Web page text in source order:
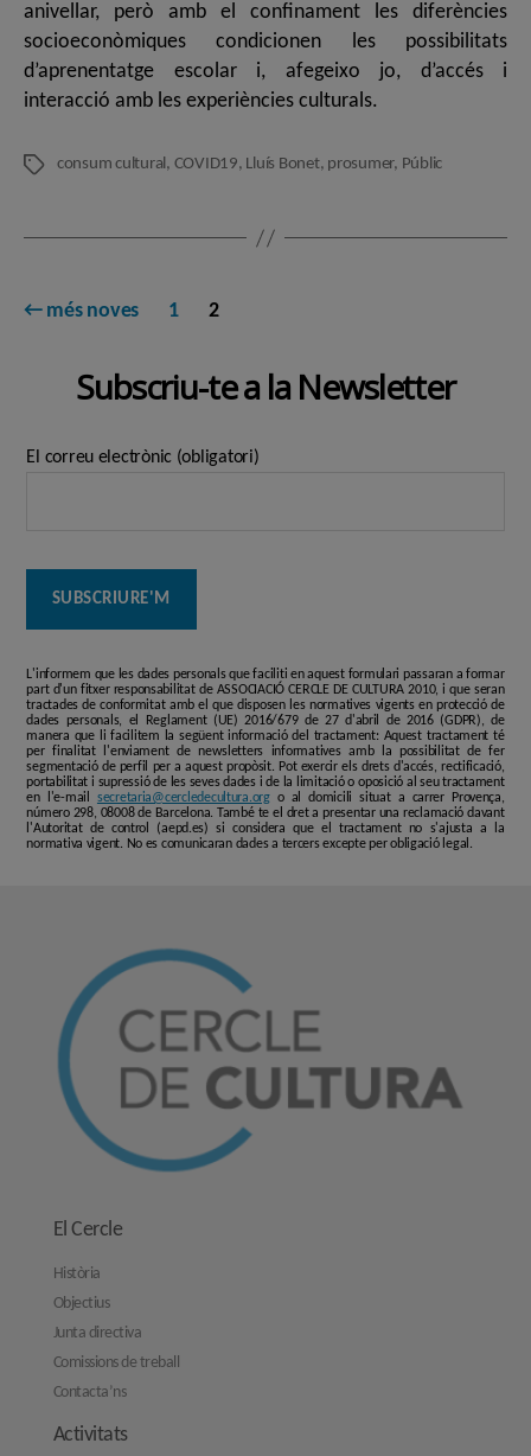
anivellar, però amb el confinament les diferències
socioeconòmiques condicionen les possibilitats
d’aprenentatge escolar i, afegeixo jo, d’accés i
interacció amb les experiències culturals.
Etiquetesconsum cultural, COVID19, Lluís Bonet, prosumer, Públic
Paginació
entrades
← més noves 1 2
Subscriu-te a la Newsletter
El correu electrònic (obligatori)
L'informem que les dades personals que faciliti en aquest formulari passaran a formar
part d'un fitxer responsabilitat de ASSOCIACIÓ CERCLE DE CULTURA 2010, i que seran
tractades de conformitat amb el que disposen les normatives vigents en protecció de
dades personals, el Reglament (UE) 2016/679 de 27 d'abril de 2016 (GDPR), de
manera que li facilitem la següent informació del tractament: Aquest tractament té
per finalitat l'enviament de newsletters informatives amb la possibilitat de fer
segmentació de perfil per a aquest propòsit. Pot exercir els drets d'accés, rectificació,
portabilitat i supressió de les seves dades i de la limitació o oposició al seu tractament
en l'e-mail secretaria@cercledecultura.orgo al domicili situat a carrer Provença,
número 298, 08008 de Barcelona. També te el dret a presentar una reclamació davant
l'Autoritat de control (aepd.es) si considera que el tractament no s'ajusta a la
normativa vigent. No es comunicaran dades a tercers excepte per obligació legal.
El Cercle
Història
Objectius
Junta directiva
Comissions de treball
Contacta’ns
Activitats